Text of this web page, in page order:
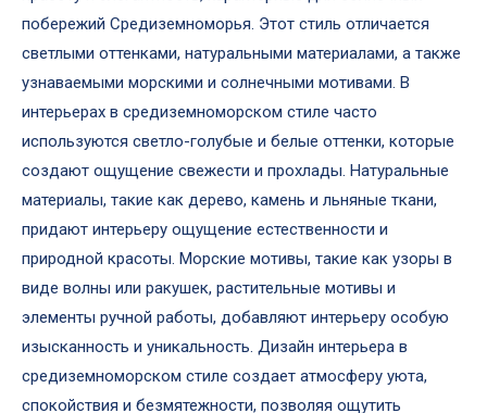
побережий Средиземноморья. Этот стиль отличается
светлыми оттенками, натуральными материалами, а также
узнаваемыми морскими и солнечными мотивами. В
интерьерах в средиземноморском стиле часто
используются светло-голубые и белые оттенки, которые
создают ощущение свежести и прохлады. Натуральные
материалы, такие как дерево, камень и льняные ткани,
придают интерьеру ощущение естественности и
природной красоты. Морские мотивы, такие как узоры в
виде волны или ракушек, растительные мотивы и
элементы ручной работы, добавляют интерьеру особую
изысканность и уникальность. Дизайн интерьера в
средиземноморском стиле создает атмосферу уюта,
спокойствия и безмятежности, позволяя ощутить